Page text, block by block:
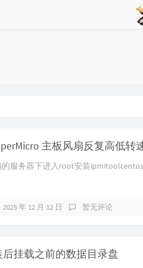
主板风扇反复高低转
服务器下进入root安装
2025 年 12 月 12 日 暂无评论
后挂载之前的数据目录盘